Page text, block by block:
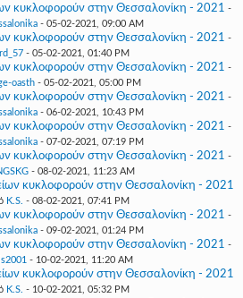
κυκλοφορούν στην Θεσσαλονίκη - 2021 -
- 05-02-2021, 09:00 AM
κυκλοφορούν στην Θεσσαλονίκη - 2021 -
- 05-02-2021, 01:40 PM
κυκλοφορούν στην Θεσσαλονίκη - 2021 -
oasth- 05-02-2021, 05:00 PM
κυκλοφορούν στην Θεσσαλονίκη - 2021 -
- 06-02-2021, 10:43 PM
κυκλοφορούν στην Θεσσαλονίκη - 2021 -
- 07-02-2021, 07:19 PM
κυκλοφορούν στην Θεσσαλονίκη - 2021 -
- 08-02-2021, 11:23 AM
κυκλοφορούν στην Θεσσαλονίκη - 2021
K.S. - 08-02-2021, 07:41 PM
κυκλοφορούν στην Θεσσαλονίκη - 2021 -
- 09-02-2021, 01:24 PM
κυκλοφορούν στην Θεσσαλονίκη - 2021 -
- 10-02-2021, 11:20 AM
κυκλοφορούν στην Θεσσαλονίκη - 2021
K.S. - 10-02-2021, 05:32 PM